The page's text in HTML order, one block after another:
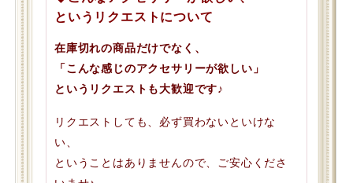
というリクエストについて
在庫切れの商品だけでなく、
「こんな感じのアクセサリーが欲しい」
というリクエストも大歓迎です♪
リクエストしても、必ず買わないといけな
い、
ということはありませんので、ご安心くださ